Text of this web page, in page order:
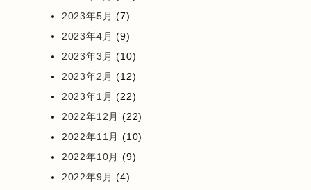
2023年5月 (7)
2023年4月 (9)
2023年3月 (10)
2023年2月 (12)
2023年1月 (22)
2022年12月 (22)
2022年11月 (10)
2022年10月 (9)
2022年9月 (4)